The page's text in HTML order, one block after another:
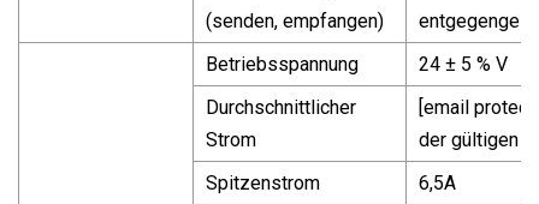
(senden, empfangen)
Betriebsspannung
24 ± 5 ​​% V
Durchschnittlicher
Strom
[email
der gültigen
Spitzenstrom
6,5A